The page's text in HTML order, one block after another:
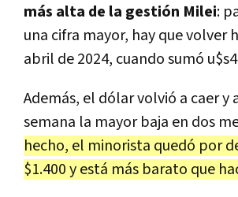
más alta de la gestión Milei:
una cifra mayor, hay que volver
abril de 2024, cuando sumó
Además, el dólar volvió a caer y
semana la mayor baja en dos
hecho, el minorista quedó por
$1.400 y está más barato que